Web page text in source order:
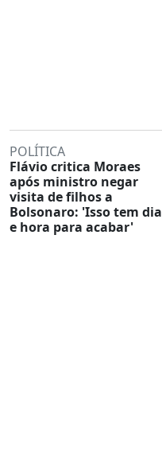
POLÍTICA
Flávio critica Moraes
após ministro negar
visita de filhos a
Bolsonaro: 'Isso tem dia
e hora para acabar'